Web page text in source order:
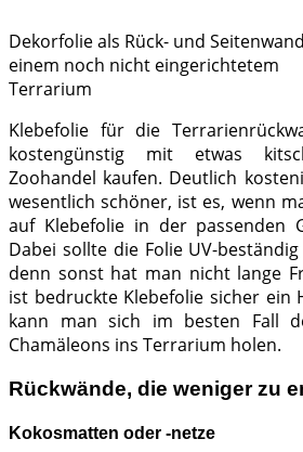
Dekorfolie als Rück- und
einem noch nicht eingerichtetem
Terrarium
Klebefolie für die
kostengünstig mit etwas
Zoohandel kaufen. Deutlich
wesentlich schöner, ist es, wenn
auf Klebefolie in der passenden
Dabei sollte die Folie UV-
denn sonst hat man nicht lange
ist bedruckte Klebefolie sicher ein
kann man sich im besten Fall
Chamäleons ins Terrarium holen.
Rückwände, die weniger zu
Kokosmatten oder -netze